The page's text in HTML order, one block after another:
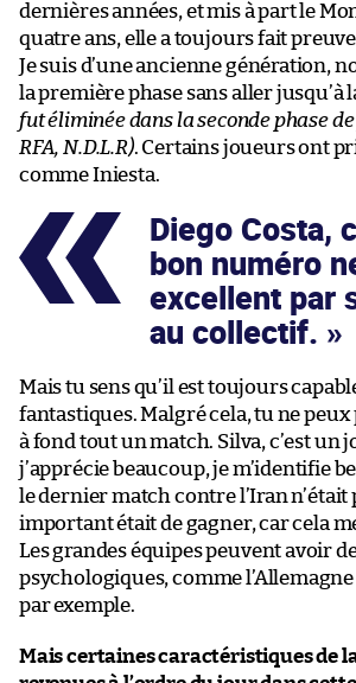
dernières années, et mis à part le
quatre ans, elle a toujours fait
Je suis d’une ancienne génération,
la première phase sans aller jusqu’à
fut éliminée dans la seconde phase
RFA, N.D.L.R). Certains joueurs ont
comme Iniesta.
Diego Costa,
bon numéro
excellent par
au collectif.
Mais tu sens qu’il est toujours
fantastiques. Malgré cela, tu ne
à fond tout un match. Silva, c’est un
j’apprécie beaucoup, je m’identifie
le dernier match contre l’Iran n’était
important était de gagner, car cela
Les grandes équipes peuvent avoir
psychologiques, comme
par exemple.
Mais certaines caractéristiques de